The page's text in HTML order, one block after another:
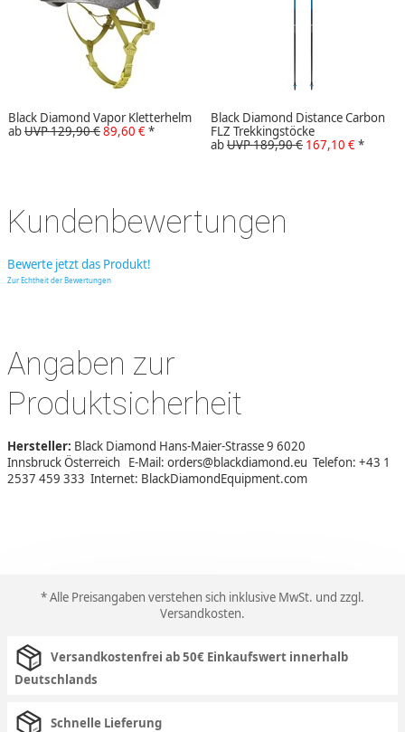
Black Diamond Vapor Kletterhelm
abUVP 129,90 €89,60 €*
Black Diamond Distance Carbon
FLZ Trekkingstöcke
abUVP 189,90 € 167,10 €*
Kundenbewertungen
Bewerte jetzt das Produkt!
Zur Echtheit der Bewertungen
Angaben zur
Produktsicherheit
Hersteller: Black Diamond Hans-Maier-Strasse 9 6020
Innsbruck Österreich E-Mail: orders@blackdiamond.eu Telefon: +43 1
2537 459 333 Internet: BlackDiamondEquipment.com
* Alle Preisangaben verstehen sich inklusive MwSt. und zzgl.
Versandkosten.
Versandkostenfrei ab 50€ Einkaufswert innerhalb
Deutschlands
Schnelle Lieferung